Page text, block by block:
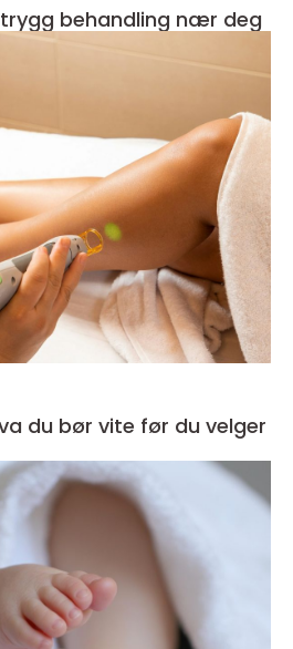
Tannlege osterøy trygg behandling nær deg